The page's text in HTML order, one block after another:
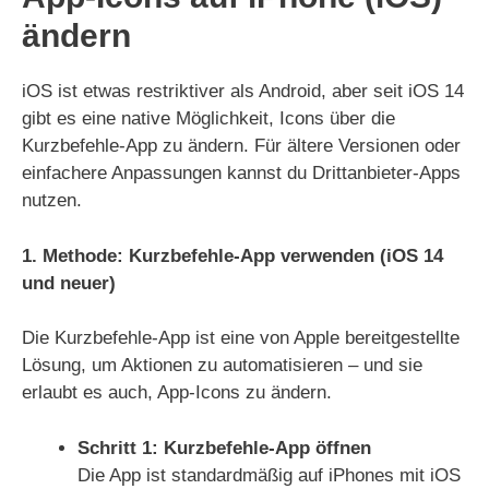
ändern
iOS ist etwas restriktiver als Android, aber seit iOS 14
gibt es eine native Möglichkeit, Icons über die
Kurzbefehle-App zu ändern. Für ältere Versionen oder
einfachere Anpassungen kannst du Drittanbieter-Apps
nutzen.
1. Methode: Kurzbefehle-App verwenden (iOS 14
und neuer)
Die Kurzbefehle-App ist eine von Apple bereitgestellte
Lösung, um Aktionen zu automatisieren – und sie
erlaubt es auch, App-Icons zu ändern.
Schritt 1: Kurzbefehle-App öffnen
Die App ist standardmäßig auf iPhones mit iOS